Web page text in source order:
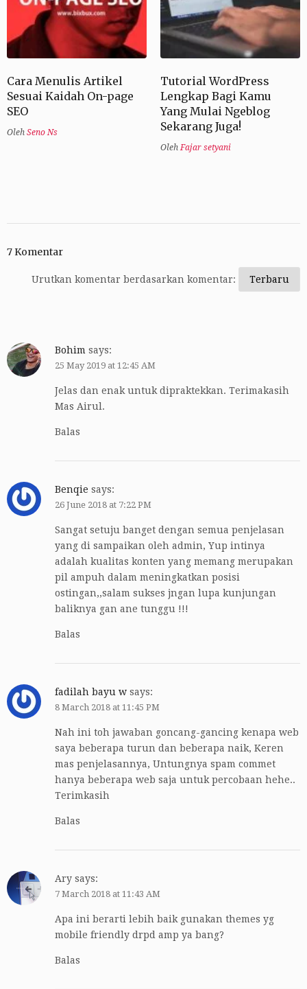
Cara Menulis Artikel
Sesuai Kaidah On-page
SEO
Oleh Seno Ns
Tutorial WordPress
Lengkap Bagi Kamu
Yang Mulai Ngeblog
Sekarang Juga!
OlehFajar setyani
7 Komentar
Urutkan komentar berdasarkan komentar:
Bohim says:
25 May 2019 at 12:45 AM
Jelas dan enak untuk dipraktekkan. Terimakasih
Mas Airul.
Balas
Benqie says:
26 June 2018 at 7:22 PM
Sangat setuju banget dengan semua penjelasan
yang di sampaikan oleh admin, Yup intinya
adalah kualitas konten yang memang merupakan
pil ampuh dalam meningkatkan posisi
ostingan,,salam sukses jngan lupa kunjungan
baliknya gan ane tunggu !!!
Balas
fadilah bayu w says:
8 March 2018 at 11:45 PM
Nah ini toh jawaban goncang-gancing kenapa web
saya beberapa turun dan beberapa naik, Keren
mas penjelasannya, Untungnya spam commet
hanya beberapa web saja untuk percobaan hehe..
Terimkasih
Balas
Ary says:
7 March 2018 at 11:43 AM
Apa ini berarti lebih baik gunakan themes yg
mobile friendly drpd amp ya bang?
Balas